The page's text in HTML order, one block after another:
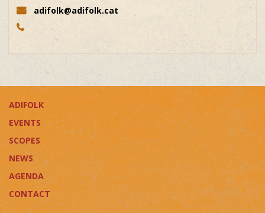
adifolk@adifolk.cat
ADIFOLK
EVENTS
SCOPES
NEWS
AGENDA
CONTACT